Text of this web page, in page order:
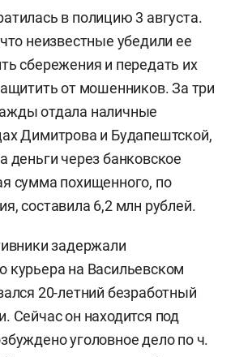
в полицию 3 августа.
неизвестные убедили ее
сбережения и передать их
от мошенников. За три
отдала наличные
Димитрова и Будапештской,
деньги через банковское
сумма похищенного, по
составила 6,2 млн рублей.
задержали
курьера на Васильевском
20-летний безработный
Сейчас он находится под
уголовное дело по ч.